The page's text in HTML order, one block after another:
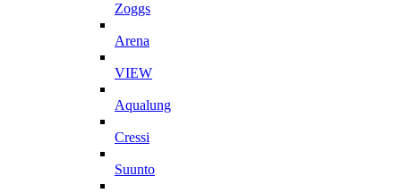
Zoggs
Arena
VIEW
Aqualung
Cressi
Suunto